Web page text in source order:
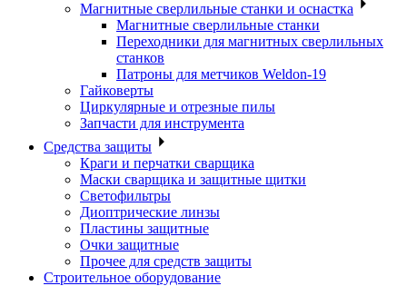
Магнитные сверлильные станки и оснастка
Магнитные сверлильные станки
Переходники для магнитных сверлильных
станков
Патроны для метчиков Weldon-19
Гайковерты
Циркулярные и отрезные пилы
Запчасти для инструмента
Средства защиты
Краги и перчатки сварщика
Маски сварщика и защитные щитки
Светофильтры
Диоптрические линзы
Пластины защитные
Очки защитные
Прочее для средств защиты
Строительное оборудование